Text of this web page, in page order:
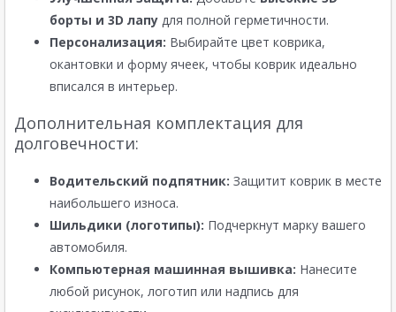
борты и 3D лапу для полной герметичности.
Персонализация: Выбирайте цвет коврика,
окантовки и форму ячеек, чтобы коврик идеально
вписался в интерьер.
Дополнительная комплектация для
долговечности:
Водительский подпятник: Защитит коврик в месте
наибольшего износа.
Шильдики (логотипы): Подчеркнут марку вашего
автомобиля.
Компьютерная машинная вышивка: Нанесите
любой рисунок, логотип или надпись для